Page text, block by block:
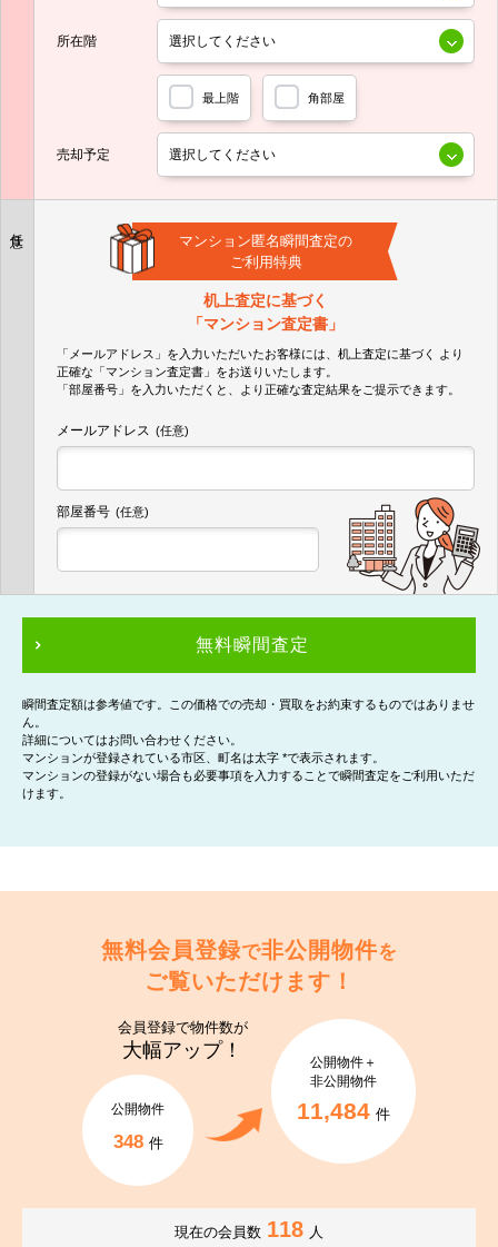
所在階
最上階 角部屋
売却予定
マンション匿名瞬間査定の
ご利用特典
机上査定に基づく
「マンション査定書」
「メールアドレス」を入力いただいたお客様には、机上査定に基づく
より
正確な 「マンション査定書」 をお送りいたします。
「部屋番号」を入力いただくと、より正確な査定結果をご提示できます。
メールアドレス (任意)
部屋番号 (任意)
無料瞬間査定
瞬間査定額は参考値です。この価格での売却・買取をお約束するものではありませ
ん。
詳細についてはお問い合わせください。
マンションが登録されている市区、町名は太字 *で表示されます。
マンションの登録がない場合も必要事項を入力することで瞬間査定をご利用いただ
けます。
無料会員登録で非公開物件を
ご覧いただけます！
会員登録で物件数が
大幅アップ！
公開物件
348 件
公開物件＋
非公開物件
11,484 件
現在の会員数 118 人